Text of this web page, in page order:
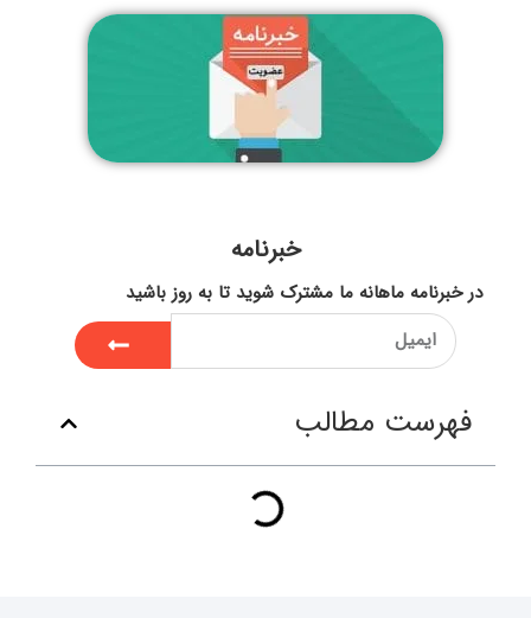
خبرنامه
در خبرنامه ماهانه ما مشترک شوید تا به روز باشید
فهرست مطالب